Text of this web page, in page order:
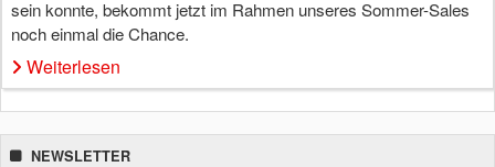
sein konnte, bekommt jetzt im Rahmen unseres Sommer-Sales
noch einmal die Chance.
Weiterlesen
NEWSLETTER